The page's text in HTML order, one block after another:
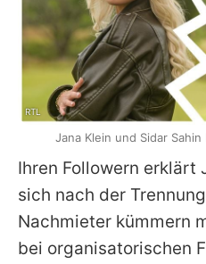
Ihren Followern erklärt
sich nach der
Nachmieter kümmern
bei organisatorischen
RTL
Jana Klein und Sidar